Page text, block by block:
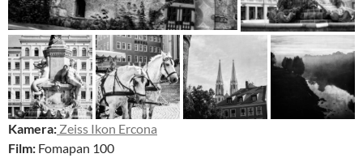
Kamera: Zeiss Ikon Ercona
Film: Fomapan 100